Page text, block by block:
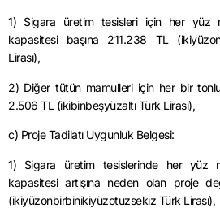
1) Sigara üretim tesisleri için her yüz
kapasitesi başına 211.238 TL
Lirası),
2) Diğer tütün mamulleri için her bir
2.506 TL (ikibinbeşyüzaltı Türk Lirası),
c) Proje Tadilatı Uygunluk Belgesi:
1) Sigara üretim tesislerinde her yüz
kapasitesi artışına neden olan proje
(ikiyüzonbirbinikiyüzotuzsekiz Türk Lirası),